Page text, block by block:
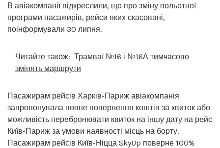
В авіакомпанії підкреслили, що про зміну польотної
програми пасажирів, рейси яких скасовані,
поінформували 30 липня.
Читайте також: Трамваї №16 і №16А тимчасово
змінять маршрути
Пасажирам рейсів Харків-Париж авіакомпанія
запропонувала повне повернення коштів за квиток або
можливість перебронювати квиток на іншу дату на рейс
Київ-Париж за умови наявності місць на борту.
Пасажирам рейсів Київ-Ніцца SkyUp поверне 100%